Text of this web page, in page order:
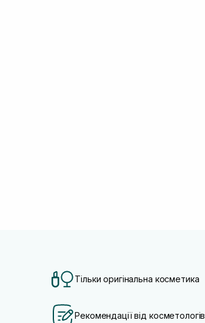
Тільки оригінальна косметика
Рекомендації від косметологів